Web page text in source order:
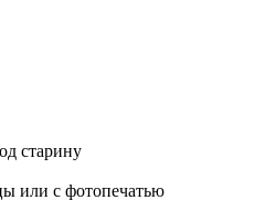
старину
или с фотопечатью